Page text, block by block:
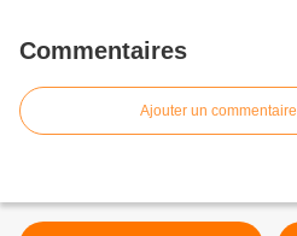
Commentaires
Ajouter un commentaire